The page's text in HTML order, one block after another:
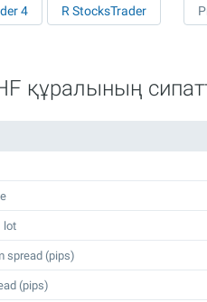
4 R StocksTrader
құралының
lot
spread (pips)
(pips)